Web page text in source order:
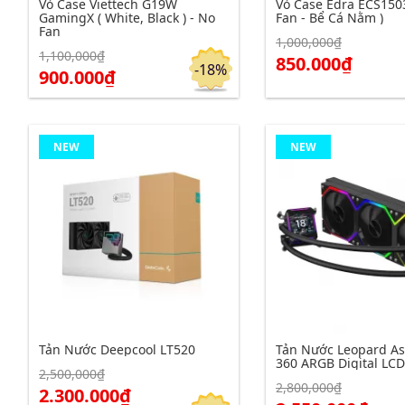
Click để xem chi tiết Đặt hàng
Vỏ Case Viettech G19W
GamingX ( White, Black ) - No
Fan
1,100,000₫
900.000₫ -18%
Click để xem chi tiết
Vỏ Case Edra
Fan - Bể Cá Nằm )
1,000,000₫
850.000₫
NEW
Tản Nước Deepcool LT520
2,500,000₫
2.300.000₫
NEW
Tản Nước Leopard
360 ARGB Digital LCD
2,800,000₫